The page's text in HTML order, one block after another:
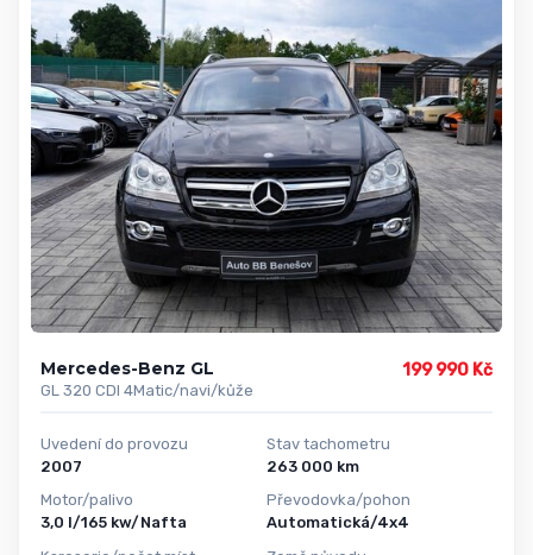
Mercedes-Benz GL
GL 320 CDI 4Matic/navi/kůže
199 990 Kč
Uvedení do provozu
2007
Motor/palivo
3,0 l/165 kw/Nafta
Stav tachometru
263 000 km
Převodovka/pohon
Automatická/4x4